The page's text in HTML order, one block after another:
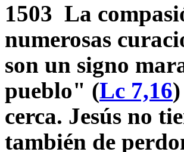
1503 La
numerosas
son un signo
pueblo" (Lc 7,16
cerca. Jesús no
también de